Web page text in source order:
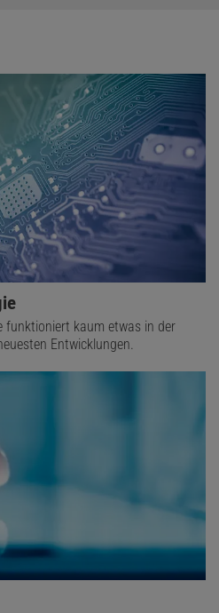
funktioniert kaum etwas in der
Entwicklungen.